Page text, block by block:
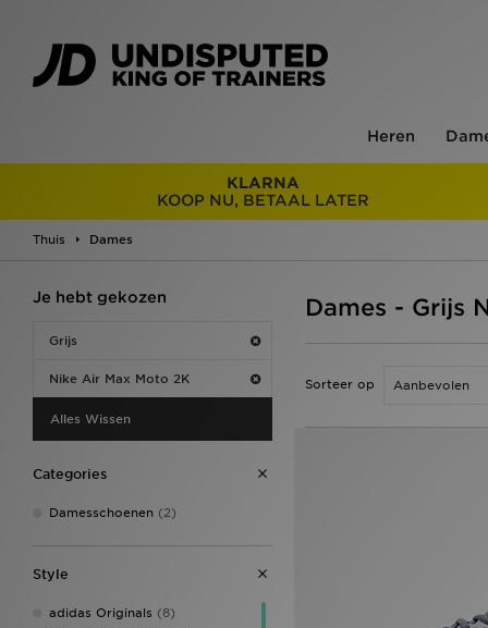
Heren
KLARNA
KOOP NU, BETAAL LATER
Thuis Dames
Je hebt gekozen
Grijs
Nike Air Max Moto 2K
Alles Wissen
Categories
Damesschoenen (2)
Style
adidas Originals (8)
Dames - Grijs
Sorteer op